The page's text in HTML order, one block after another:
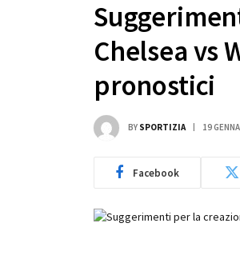
Chelsea vs
pronostici
BY SPORTIZIA 19
Facebook